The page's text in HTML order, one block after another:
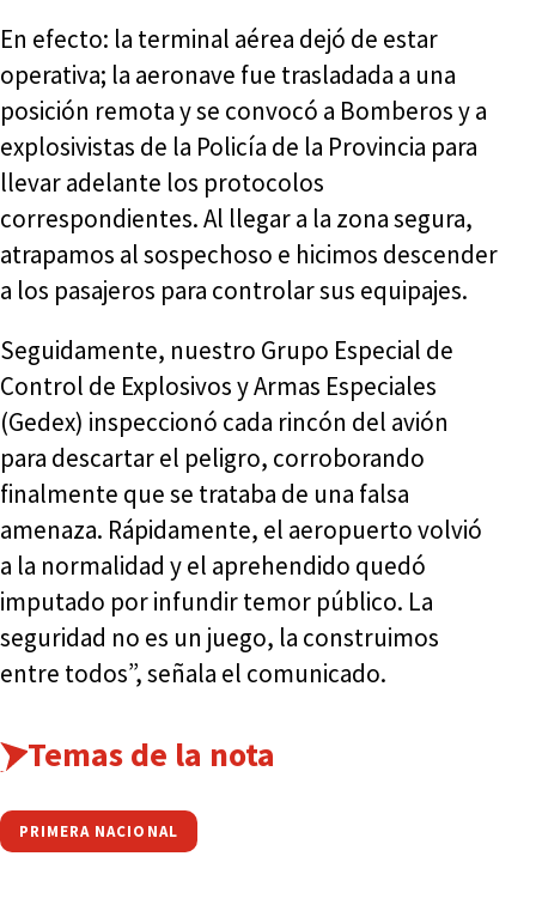
En efecto: la terminal aérea dejó de estar
operativa; la aeronave fue trasladada a una
posición remota y se convocó a Bomberos y a
explosivistas de la Policía de la Provincia para
llevar adelante los protocolos
correspondientes. Al llegar a la zona segura,
atrapamos al sospechoso e hicimos descender
a los pasajeros para controlar sus equipajes.
Seguidamente, nuestro Grupo Especial de
Control de Explosivos y Armas Especiales
(Gedex) inspeccionó cada rincón del avión
para descartar el peligro, corroborando
finalmente que se trataba de una falsa
amenaza. Rápidamente, el aeropuerto volvió
a la normalidad y el aprehendido quedó
imputado por infundir temor público. La
seguridad no es un juego, la construimos
entre todos”, señala el comunicado.
Temas de la nota
PRIMERA NACIONAL